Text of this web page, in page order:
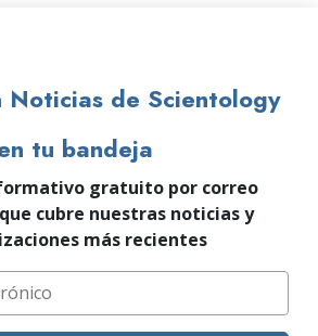
Noticias de Scientology
tu bandeja
gratuito por correo
cubre nuestras noticias y
más recientes